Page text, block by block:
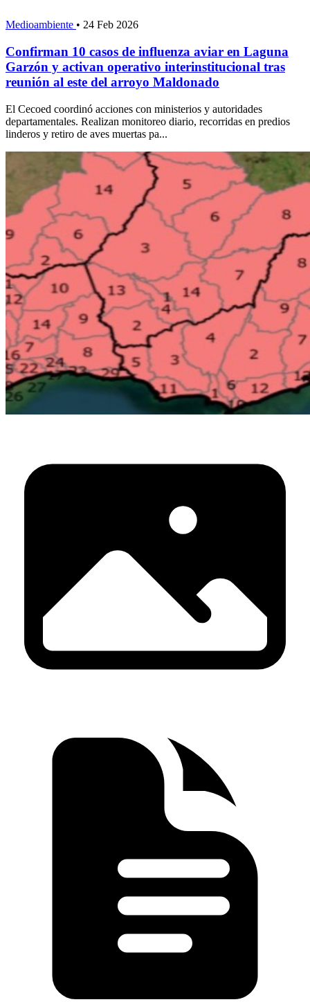
Medioambiente • 24 Feb 2026
Confirman 10 casos de influenza aviar en Laguna
Garzón y activan operativo interinstitucional tras
reunión al este del arroyo Maldonado
El Cecoed coordinó acciones con ministerios y autoridades
departamentales. Realizan monitoreo diario, recorridas en predios
linderos y retiro de aves muertas pa...